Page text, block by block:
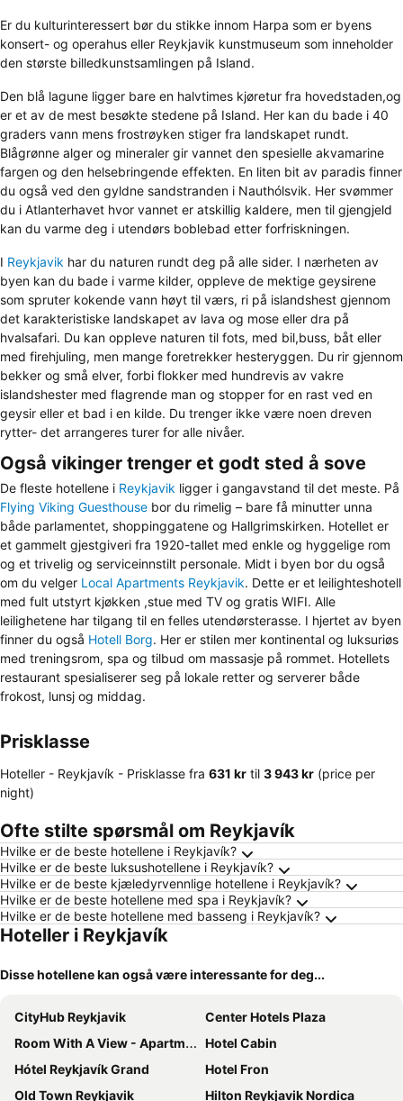
Er du kulturinteressert bør du stikke innom Harpa som er byens
konsert- og operahus eller Reykjavik kunstmuseum som inneholder
den største billedkunstsamlingen på Island.
Den blå lagune ligger bare en halvtimes kjøretur fra hovedstaden,og
er et av de mest besøkte stedene på Island. Her kan du bade i 40
graders vann mens frostrøyken stiger fra landskapet rundt.
Blågrønne alger og mineraler gir vannet den spesielle akvamarine
fargen og den helsebringende effekten. En liten bit av paradis finner
du også ved den gyldne sandstranden i Nauthólsvik. Her svømmer
du i Atlanterhavet hvor vannet er atskillig kaldere, men til gjengjeld
kan du varme deg i utendørs boblebad etter forfriskningen.
I Reykjavik har du naturen rundt deg på alle sider. I nærheten av
byen kan du bade i varme kilder, oppleve de mektige geysirene
som spruter kokende vann høyt til værs, ri på islandshest gjennom
det karakteristiske landskapet av lava og mose eller dra på
hvalsafari. Du kan oppleve naturen til fots, med bil,buss, båt eller
med firehjuling, men mange foretrekker hesteryggen. Du rir gjennom
bekker og små elver, forbi flokker med hundrevis av vakre
islandshester med flagrende man og stopper for en rast ved en
geysir eller et bad i en kilde. Du trenger ikke være noen dreven
rytter- det arrangeres turer for alle nivåer.
Også vikinger trenger et godt sted å sove
De fleste hotellene i Reykjavik ligger i gangavstand til det meste. På
Flying Viking Guesthouse bor du rimelig – bare få minutter unna
både parlamentet, shoppinggatene og Hallgrimskirken. Hotellet er
et gammelt gjestgiveri fra 1920-tallet med enkle og hyggelige rom
og et trivelig og serviceinnstilt personale. Midt i byen bor du også
om du velger Local Apartments Reykjavik. Dette er et leilighteshotell
med fult utstyrt kjøkken ,stue med TV og gratis WIFI. Alle
leilighetene har tilgang til en felles utendørsterasse. I hjertet av byen
finner du også Hotell Borg. Her er stilen mer kontinental og luksuriøs
med treningsrom, spa og tilbud om massasje på rommet. Hotellets
restaurant spesialiserer seg på lokale retter og serverer både
frokost, lunsj og middag.
Prisklasse
Hoteller - Reykjavík - Prisklasse fra ‎631 kr til ‎3 943 kr (price per
night)
Ofte stilte spørsmål om Reykjavík
Hvilke er de beste hotellene i Reykjavík?
Hvilke er de beste luksushotellene i Reykjavík?
Hvilke er de beste kjæledyrvennlige hotellene i Reykjavík?
Hvilke er de beste hotellene med spa i Reykjavík?
Hvilke er de beste hotellene med basseng i Reykjavík?
Hoteller i Reykjavík
Disse hotellene kan også være interessante for deg...
CityHub Reykjavik
Center Hotels Plaza
Room With A View - Apartments
Hotel Cabin
Hótel Reykjavík Grand
Hotel Fron
Old Town Reykjavik
Hilton Reykjavik Nordica